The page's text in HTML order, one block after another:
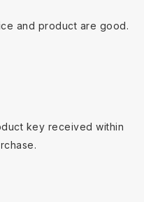
and product are good.
key received within